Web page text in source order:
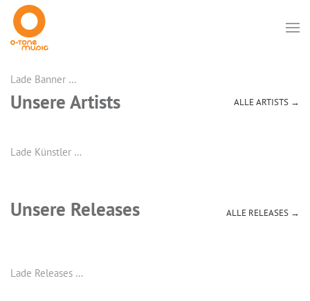
Lade Banner …
Unsere Artists ALLE ARTISTS →
Lade Künstler …
Unsere Releases ALLE RELEASES →
Lade Releases …